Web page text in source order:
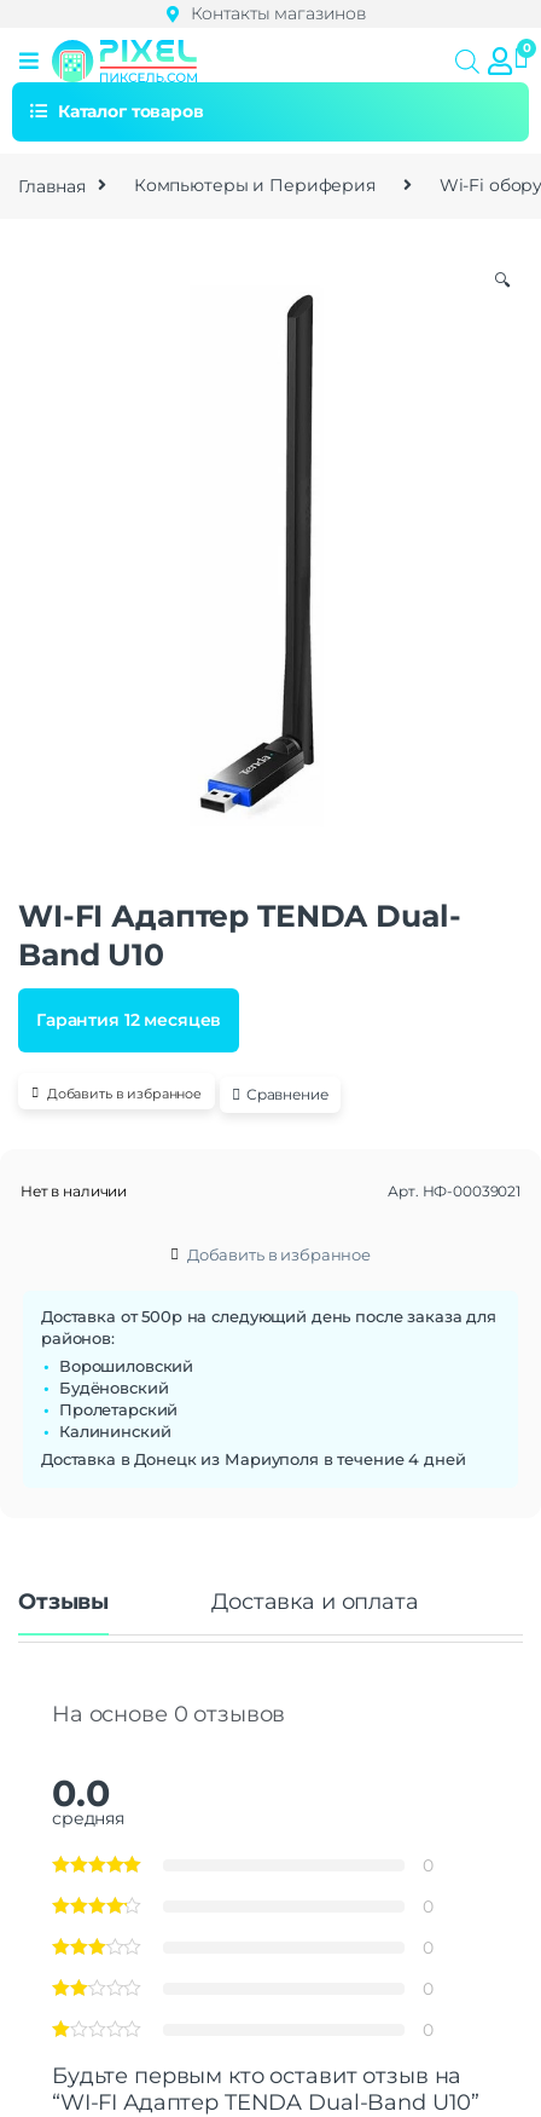
Контакты магазинов
Каталог товаров
Главная Компьютеры и Периферия Wi-Fi
🔍
WI-FI Адаптер TENDA Dual-
Band U10
Гарантия 12 месяцев
Добавить в избранное Сравнение
Нет в наличии Арт. НФ-00039021
Добавить в избранное
Доставка от 500р на следующий день после заказа для
районов:
Ворошиловский
Будёновский
Пролетарский
Калининский
Доставка в Донецк из Мариуполя в течение 4 дней
Отзывы Доставка и оплата
На основе 0 отзывов
0.0
средняя
0
0
0
0
0
Будьте первым кто оставит отзыв на
“WI-FI Адаптер TENDA Dual-Band U10”